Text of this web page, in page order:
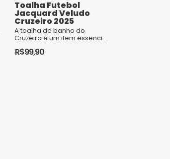
Toalha Futebol
Jacquard Veludo
Cruzeiro 2025
A toalha de banho do
Cruzeiro é um item essencial
apaixonados pelo clube.
R$99,90